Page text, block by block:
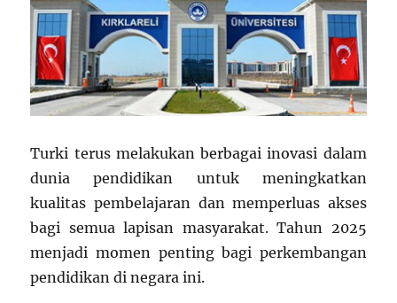
Turki terus melakukan berbagai inovasi dalam
dunia pendidikan untuk meningkatkan
kualitas pembelajaran dan memperluas akses
bagi semua lapisan masyarakat. Tahun 2025
menjadi momen penting bagi perkembangan
pendidikan di negara ini.